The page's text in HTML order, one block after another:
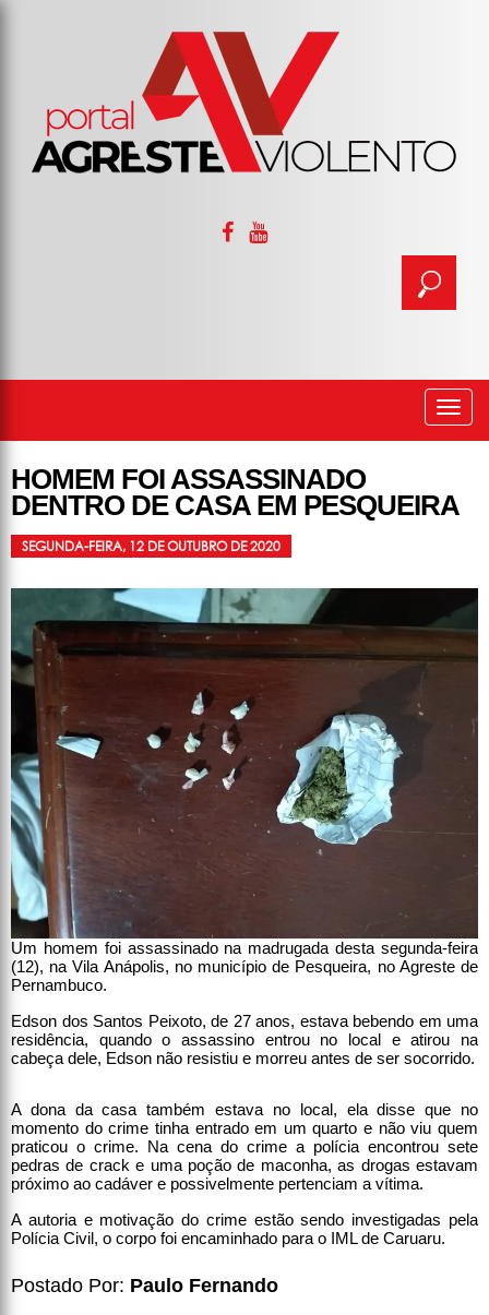
HOMEM FOI ASSASSINADO
DENTRO DE CASA EM PESQUEIRA
SEGUNDA-FEIRA, 12 DE OUTUBRO DE 2020
Um homem foi assassinado na madrugada desta segunda-feira
(12), na Vila Anápolis, no município de Pesqueira, no Agreste de
Pernambuco.
Edson dos Santos Peixoto, de 27 anos, estava bebendo em uma
residência, quando o assassino entrou no local e atirou na
cabeça dele, Edson não resistiu e morreu antes de ser socorrido.
A dona da casa também estava no local, ela disse que no
momento do crime tinha entrado em um quarto e não viu quem
praticou o crime. Na cena do crime a polícia encontrou sete
pedras de crack e uma poção de maconha, as drogas estavam
próximo ao cadáver e possivelmente pertenciam a vítima.
A autoria e motivação do crime estão sendo investigadas pela
Polícia Civil, o corpo foi encaminhado para o IML de Caruaru.
Postado Por: Paulo Fernando